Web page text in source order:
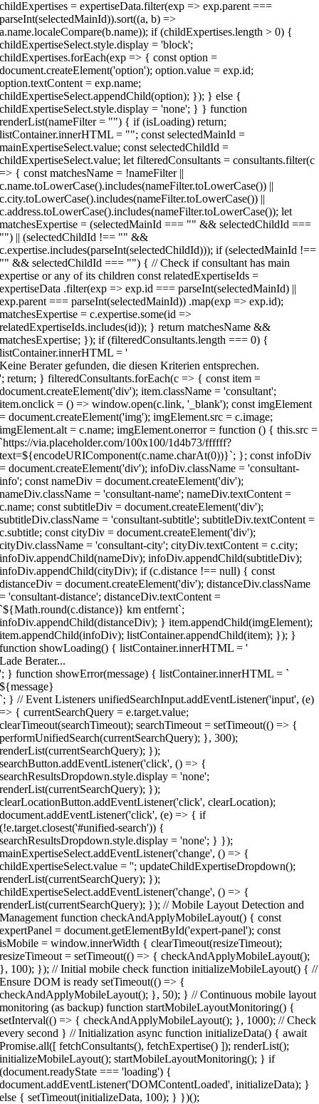
Keine Berater gefunden, die diesen Kriterien entsprechen.
'; return; } filteredConsultants.forEach(c => { const item =
document.createElement('div'); item.className = 'consultant';
item.onclick = () => window.open(c.link, '_blank'); const imgElement
= document.createElement('img'); imgElement.src = c.image;
imgElement.alt = c.name; imgElement.onerror = function () { this.src =
`https://via.placeholder.com/100x100/1d4b73/ffffff?
text=${encodeURIComponent(c.name.charAt(0))}`; }; const infoDiv
= document.createElement('div'); infoDiv.className = 'consultant-
info'; const nameDiv = document.createElement('div');
nameDiv.className = 'consultant-name'; nameDiv.textContent =
c.name; const subtitleDiv = document.createElement('div');
subtitleDiv.className = 'consultant-subtitle'; subtitleDiv.textContent =
c.subtitle; const cityDiv = document.createElement('div');
cityDiv.className = 'consultant-city'; cityDiv.textContent = c.city;
infoDiv.appendChild(nameDiv); infoDiv.appendChild(subtitleDiv);
infoDiv.appendChild(cityDiv); if (c.distance !== null) { const
distanceDiv = document.createElement('div'); distanceDiv.className
= 'consultant-distance'; distanceDiv.textContent =
`${Math.round(c.distance)} km entfernt`;
infoDiv.appendChild(distanceDiv); } item.appendChild(imgElement);
item.appendChild(infoDiv); listContainer.appendChild(item); }); }
function showLoading() { listContainer.innerHTML = '
Lade Berater...
'; } function showError(message) { listContainer.innerHTML = `
${message}
`; } // Event Listeners unifiedSearchInput.addEventListener('input', (e)
=> { currentSearchQuery = e.target.value;
clearTimeout(searchTimeout); searchTimeout = setTimeout(() => {
performUnifiedSearch(currentSearchQuery); }, 300);
renderList(currentSearchQuery); });
searchButton.addEventListener('click', () => {
searchResultsDropdown.style.display = 'none';
renderList(currentSearchQuery); });
clearLocationButton.addEventListener('click', clearLocation);
document.addEventListener('click', (e) => { if
(!e.target.closest('#unified-search')) {
searchResultsDropdown.style.display = 'none'; } });
mainExpertiseSelect.addEventListener('change', () => {
childExpertiseSelect.value = ''; updateChildExpertiseDropdown();
renderList(currentSearchQuery); });
childExpertiseSelect.addEventListener('change', () => {
renderList(currentSearchQuery); }); // Mobile Layout Detection and
Management function checkAndApplyMobileLayout() { const
expertPanel = document.getElementById('expert-panel'); const
isMobile = window.innerWidth { clearTimeout(resizeTimeout);
resizeTimeout = setTimeout(() => { checkAndApplyMobileLayout();
}, 100); }); // Initial mobile check function initializeMobileLayout() { //
Ensure DOM is ready setTimeout(() => {
checkAndApplyMobileLayout(); }, 50); } // Continuous mobile layout
monitoring (as backup) function startMobileLayoutMonitoring() {
setInterval(() => { checkAndApplyMobileLayout(); }, 1000); // Check
every second } // Initialization async function initializeData() { await
Promise.all([ fetchConsultants(), fetchExpertise() ]); renderList();
initializeMobileLayout(); startMobileLayoutMonitoring(); } if
(document.readyState === 'loading') {
document.addEventListener('DOMContentLoaded', initializeData); }
else { setTimeout(initializeData, 100); } })();